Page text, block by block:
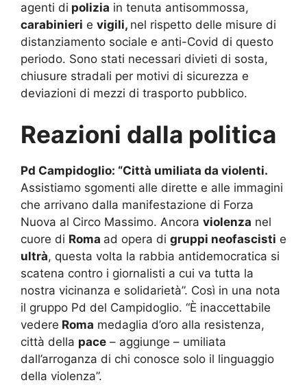
agenti di polizia in tenuta antisommossa,
carabinieri e vigili, nel rispetto delle misure di
distanziamento sociale e anti-Covid di questo
periodo. Sono stati necessari divieti di sosta,
chiusure stradali per motivi di sicurezza e
deviazioni di mezzi di trasporto pubblico.
Reazioni dalla politica
Pd Campidoglio: “Città umiliata da violenti.
Assistiamo sgomenti alle dirette e alle immagini
che arrivano dalla manifestazione di Forza
Nuova al Circo Massimo. Ancora violenza nel
cuore di Roma ad opera di gruppi neofascisti e
ultrà, questa volta la rabbia antidemocratica si
scatena contro i giornalisti a cui va tutta la
nostra vicinanza e solidarietà”. Così in una nota
il gruppo Pd del Campidoglio. “È inaccettabile
vedere Roma medaglia d’oro alla resistenza,
città della pace – aggiunge – umiliata
dall’arroganza di chi conosce solo il linguaggio
della violenza”.